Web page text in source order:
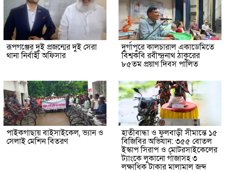
রূপগঞ্জের দুই প্রজন্মের দুই সেরা
থানা নির্বাহী অফিসার
দুর্গাপুরে কালচারাল একাডেমিতে
বিশ্বকবি রবীন্দ্রনাথ ঠাকুরের
৮৫তম প্রয়াণ দিবস পালিত
পাইকগাছায় বাইসাইকেল, ভ্যান ও
সেলাই মেশিন বিতরণ
হাতীবান্ধা ও ফুলবাড়ী সীমান্তে ১৫
বিজিবির অভিযান: ৩৫৫ বোতল
ইস্কাপ সিরাপ ও মোটরসাইকেলের
ট্যাংকে লুকানো গাঁজাসহ ৩
লক্ষাধিক টাকার মালামাল জব্দ